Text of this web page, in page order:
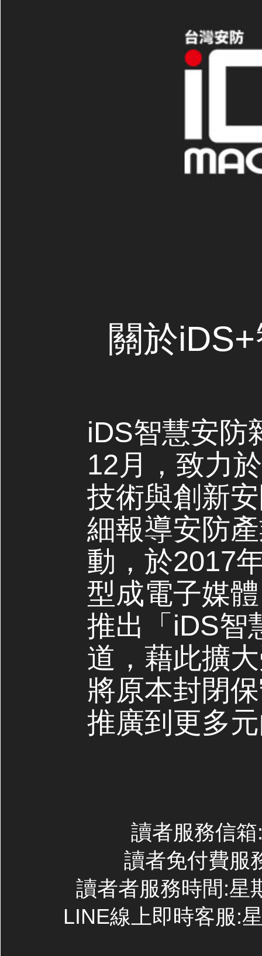
關於
iDS智慧安防
12月，致力
技術與創新
細報導安防
動，於2017
型成電子媒
推出「iDS智
道，藉此擴
將原本封閉
推廣到更多
讀者服務信
讀者免付費服
讀者者服務時間:星
LINE線上即時客服: